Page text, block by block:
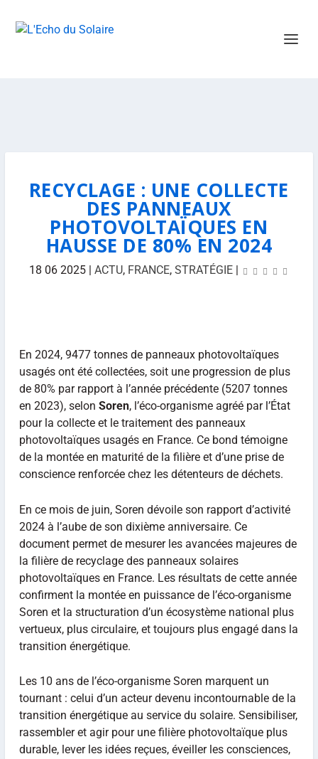
RECYCLAGE : UNE COLLECTE
DES PANNEAUX
PHOTOVOLTAÏQUES EN
HAUSSE DE 80% EN 2024
18 06 2025 |ACTU, FRANCE,STRATÉGIE |
En 2024, 9477 tonnes de panneaux photovoltaïques
usagés ont été collectées, soit une progression de plus
de 80% par rapport à l’année précédente (5207 tonnes
en 2023), selon Soren, l’éco-organisme agréé par l’État
pour la collecte et le traitement des panneaux
photovoltaïques usagés en France. Ce bond témoigne
de la montée en maturité de la filière et d’une prise de
conscience renforcée chez les détenteurs de déchets.
En ce mois de juin, Soren dévoile son rapport d’activité
2024 à l’aube de son dixième anniversaire. Ce
document permet de mesurer les avancées majeures de
la filière de recyclage des panneaux solaires
photovoltaïques en France. Les résultats de cette année
confirment la montée en puissance de l’éco-organisme
Soren et la structuration d’un écosystème national plus
vertueux, plus circulaire, et toujours plus engagé dans la
transition énergétique.
Les 10 ans de l’éco-organisme Soren marquent un
tournant : celui d’un acteur devenu incontournable de la
transition énergétique au service du solaire. Sensibiliser,
rassembler et agir pour une filière photovoltaïque plus
durable, lever les idées reçues, éveiller les consciences,